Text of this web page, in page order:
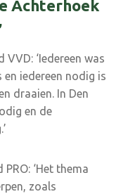
Achterhoek
‘Iedereen was
iedereen nodig is
draaien. In Den
en de
‘Het thema
zoals